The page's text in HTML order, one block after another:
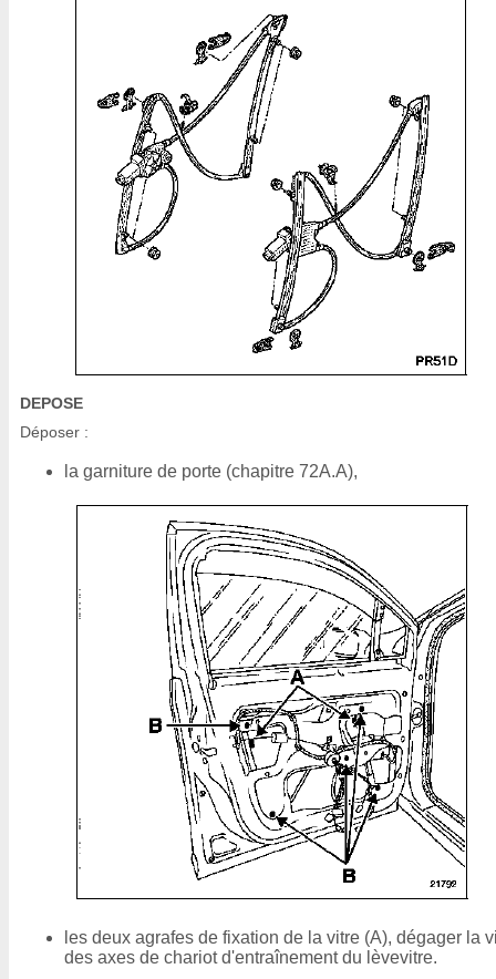
DEPOSE
Déposer :
la garniture de porte (chapitre 72A.A),
les deux agrafes de fixation de la vitre (A), dégager la
des axes de chariot d'entraînement du lèvevitre.